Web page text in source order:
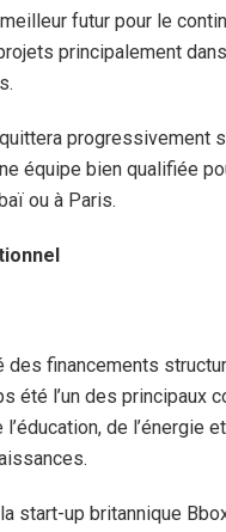
futur pour le
principalement
progressivement
équipe bien qualifiée
ou à Paris.
des financements
été l’un des principaux
de l’énergie
start-up britannique